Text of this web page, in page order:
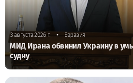
3 августа 2026 г. • Евразия
МИД Ирана обвинил Украину в
судну